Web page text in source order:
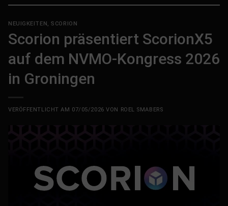
NEUIGKEITEN,SCORION
Scorion präsentiert ScorionX5
auf dem NVMO-Kongress 2026
in Groningen
VERÖFFENTLICHT AM 07/05/2026 VON ROEL SMABERS